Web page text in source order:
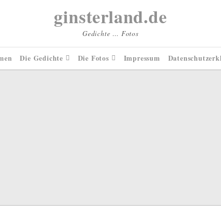
ginsterland.de
Gedichte … Fotos
Die Gedichte Die Fotos Impressum